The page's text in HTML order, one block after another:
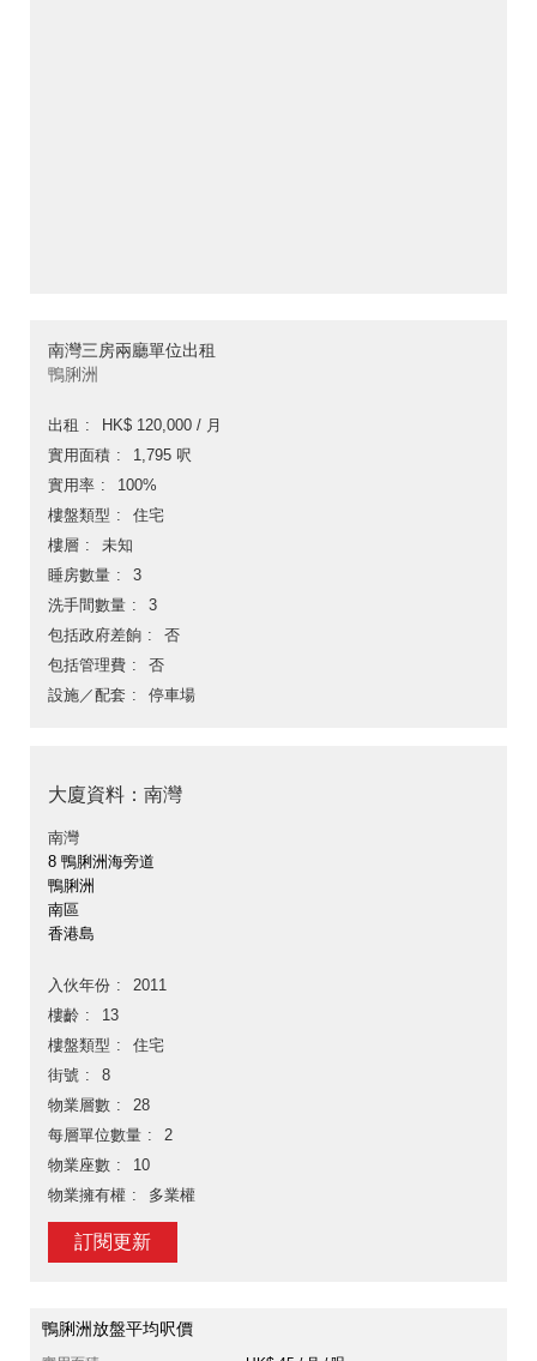
南灣三房兩廳單位出租
鴨脷洲
出租
HK$ 120,000 / 月
實用面積
1,795 呎
實用率
100%
樓盤類型
住宅
樓層
未知
睡房數量
3
洗手間數量
3
包括政府差餉
否
包括管理費
否
設施／配套
停車場
大廈資料：南灣
南灣
8 鴨脷洲海旁道
鴨脷洲
南區
香港島
入伙年份
2011
樓齡
13
樓盤類型
住宅
街號
8
物業層數
28
每層單位數量
2
物業座數
10
物業擁有權
多業權
訂閱更新
鴨脷洲放盤平均呎價